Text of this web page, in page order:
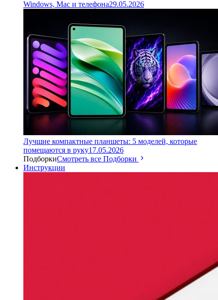
Windows, Mac и телефона29.05.2026
Лучшие компактные планшеты: 5 моделей, которые
помещаются в руку17.05.2026
ПодборкиСмотреть все Подборки
Инструкции